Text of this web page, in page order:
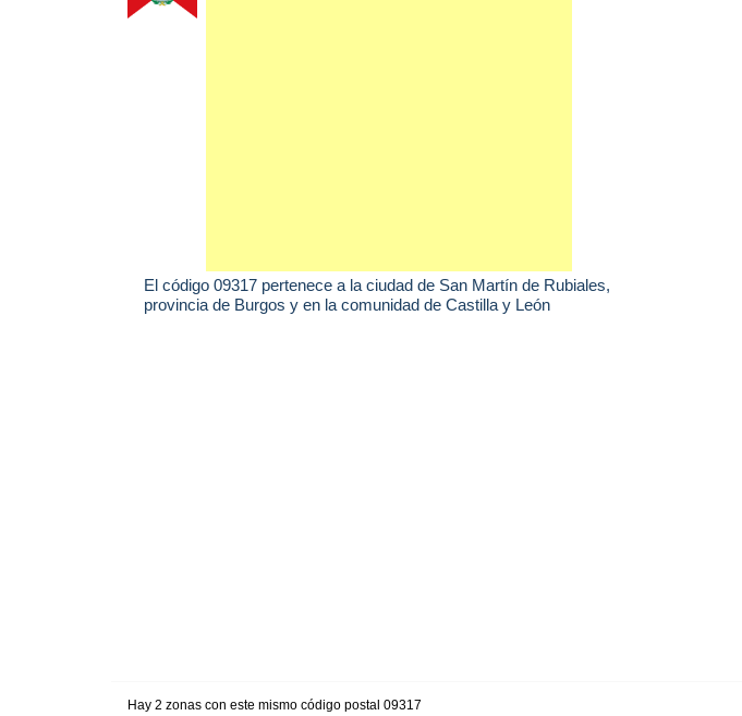
El código 09317 pertenece a la ciudad de San Martín de Rubiales,
provincia de Burgos y en la comunidad de Castilla y León
Hay 2 zonas con este mismo código postal 09317